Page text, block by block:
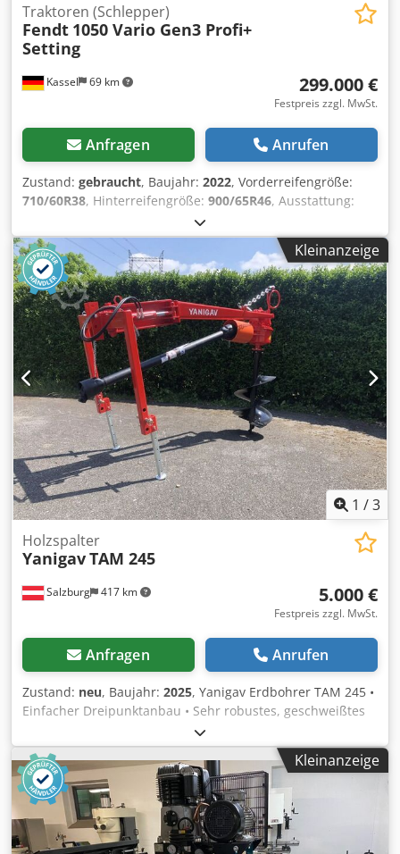
Kassel 69 km
Traktoren (Schlepper)
Fendt 1050 Vario Gen3 Profi+
Setting
299.000 €
Festpreis zzgl. MwSt.
Anfragen Anrufen
Zustand: gebraucht, Baujahr: 2022, Vorderreifengröße:
710/60R38, Hinterreifengröße: 900/65R46, Ausstattung:
, Reifendruckregelanlage VarioGrip /
Djdeucqcqepfx Abzskr
Kleinanzeige
1 /3
Salzburg 417 km
Holzspalter
YanigavTAM 245
5.000 €
Festpreis zzgl. MwSt.
Anfragen Anrufen
Zustand: neu, Baujahr: 2025, Yanigav Erdbohrer TAM 245 •
Einfacher Dreipunktanbau • Sehr robustes, geschweißtes
Fahrgestell • Vielseitiges, leistungsstarkes Getriebe von 30
bis 90 PS • Verwendbare Erdbohrer Durchmesser 10 cm bis
80 cm und maximal 1,80 m Höhe Dksdor Ezniopfx Abzjr •
Versatz von 1,30 m auf jeder Seite der Achse • Fahrgestell
mit einer Länge von 245 cm • Neigungskorrektur der
Bohrschnecke (vorne/hinten und rechts/links) • Exkl.
Bohrer
Kleinanzeige